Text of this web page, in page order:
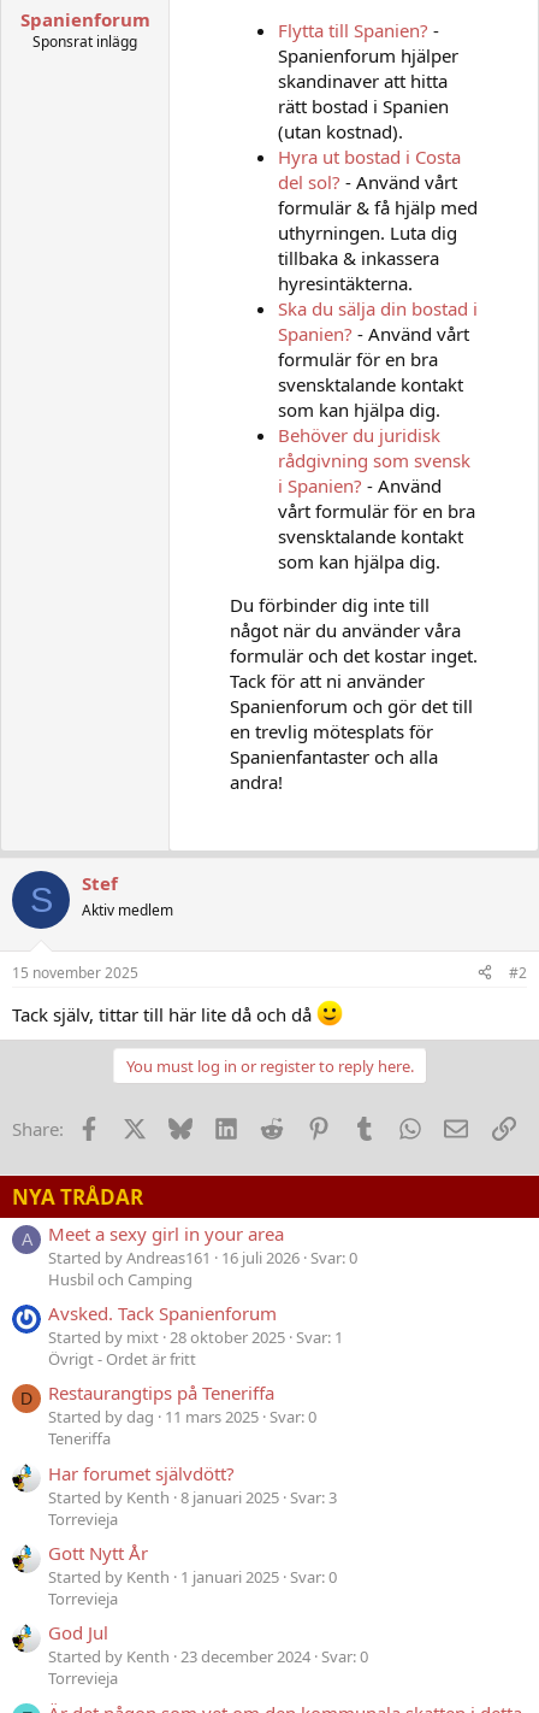
:Spanienforum
Sponsrat inlägg
Flytta till Spanien? -
Spanienforum hjälper
skandinaver att hitta
rätt bostad i Spanien
(utan kostnad).
Hyra ut bostad i Costa
del sol? - Använd vårt
formulär & få hjälp med
uthyrningen. Luta dig
tillbaka & inkassera
hyresintäkterna.
Ska du sälja din bostad i
Spanien? - Använd vårt
formulär för en bra
svensktalande kontakt
som kan hjälpa dig.
Behöver du juridisk
rådgivning som svensk
i Spanien? - Använd
vårt formulär för en bra
svensktalande kontakt
som kan hjälpa dig.
Du förbinder dig inte till
något när du använder våra
formulär och det kostar inget.
Tack för att ni använder
Spanienforum och gör det till
en trevlig mötesplats för
Spanienfantaster och alla
andra!
S Stef
Aktiv medlem
15 november 2025 #2
Tack själv, tittar till här lite då och då
You must log in or register to reply here.
Share: Facebook Bluesky LinkedInReddit PinterestTumblrWhatsApp
E-post
NYA TRÅDAR
A Meet a sexy girl in your area
Started by Andreas161 16 juli 2026 Svar: 0
Husbil och Camping
Avsked. Tack Spanienforum
Started by mixt 28 oktober 2025 Svar: 1
Övrigt - Ordet är fritt
D Restaurangtips på Teneriffa
Started by dag 11 mars 2025 Svar: 0
Teneriffa
Har forumet självdött?
Started by Kenth 8 januari 2025 Svar: 3
Torrevieja
Gott Nytt År
Started by Kenth 1 januari 2025 Svar: 0
Torrevieja
God Jul
Started by Kenth 23 december 2024 Svar: 0
Torrevieja